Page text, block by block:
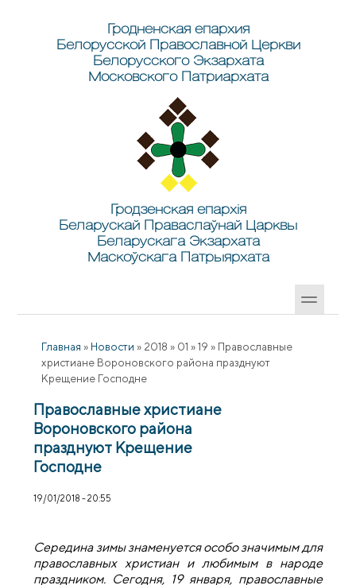
Гродненская епархия
Белорусской Православной Церкви
Белорусского Экзархата
Московского Патриархата
Гродзенская епархія
Беларускай Праваслаўнай Царквы
Беларускага Экзархата
Маскоўскага Патрыярхата
Главная » Новости » 2018 » 01 » 19 » Православные
христиане Вороновского района празднуют
Крещение Господне
Православные христиане
Вороновского района
празднуют Крещение
Господне
19/01/2018 - 20:55
Середина зимы знаменуется особо значимым для
православных христиан и любимым в народе
праздником. Сегодня, 19 января, православные